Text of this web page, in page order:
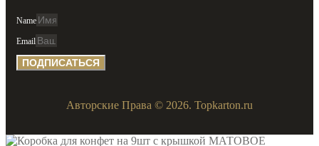
Name
Email
ПОДПИСАТЬСЯ
Авторские Права © 2026. Topkarton.ru